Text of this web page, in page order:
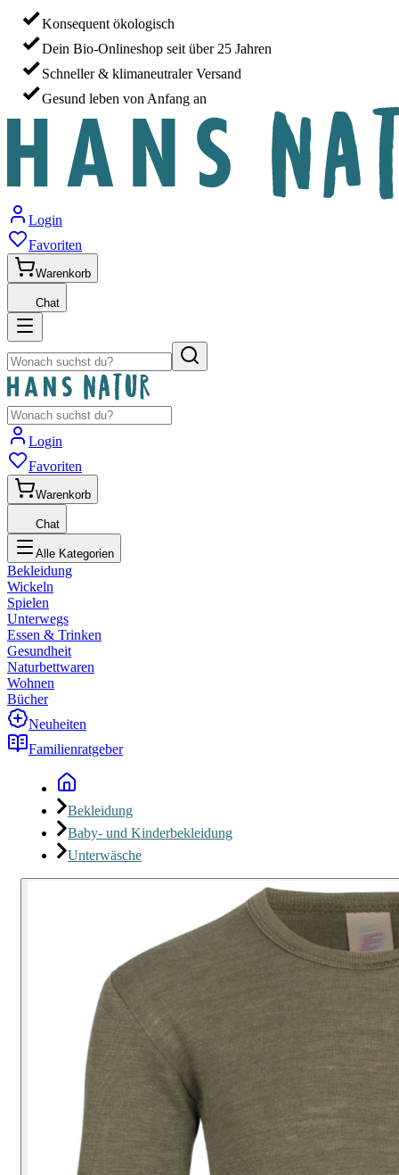
Konsequent ökologisch
Dein Bio-Onlineshop seit über 25 Jahren
Schneller & klimaneutraler Versand
Gesund leben von Anfang an
Login
Favoriten
Warenkorb
Chat
Login
Favoriten
Warenkorb
Chat
Alle Kategorien
Bekleidung
Wickeln
Spielen
Unterwegs
Essen & Trinken
Gesundheit
Naturbettwaren
Wohnen
Bücher
Neuheiten
Familienratgeber
Bekleidung
Baby- und Kinderbekleidung
Unterwäsche